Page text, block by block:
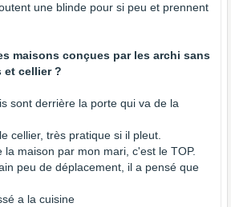
une blinde pour si peu et prennent
maisons conçues par les archi sans
et cellier ?
sont derrière la porte qui va de la
cellier, très pratique si il pleut.
maison par mon mari, c'est le TOP.
peu de déplacement, il a pensé que
a la cuisine